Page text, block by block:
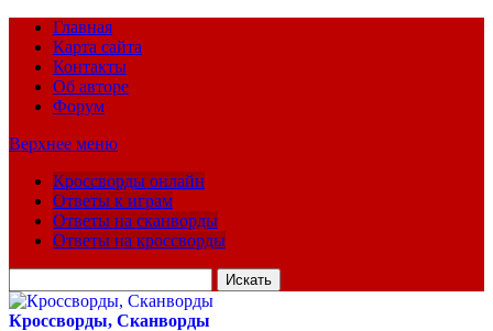
Главная
Карта сайта
Контакты
Об авторе
Форум
Верхнее меню
Кроссворды онлайн
Ответы к играм
Ответы на сканворды
Ответы на кроссворды
для:
Кроссворды, Сканворды